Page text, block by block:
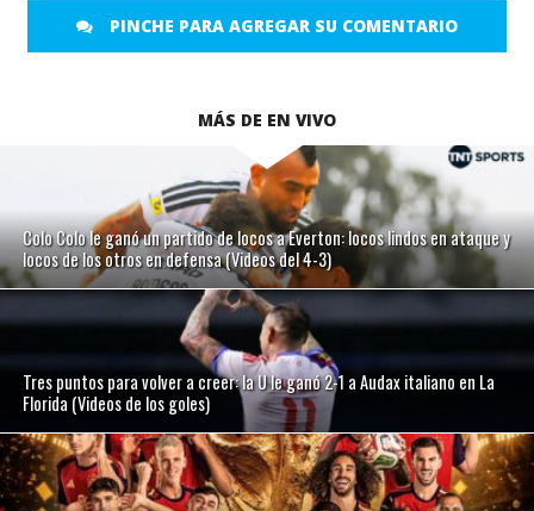
PINCHE PARA AGREGAR SU COMENTARIO
MÁS DE EN VIVO
Colo Colo le ganó un partido de locos a Everton: locos lindos en ataque y
locos de los otros en defensa (Videos del 4-3)
Tres puntos para volver a creer: la U le ganó 2-1 a Audax italiano en La
Florida (Videos de los goles)